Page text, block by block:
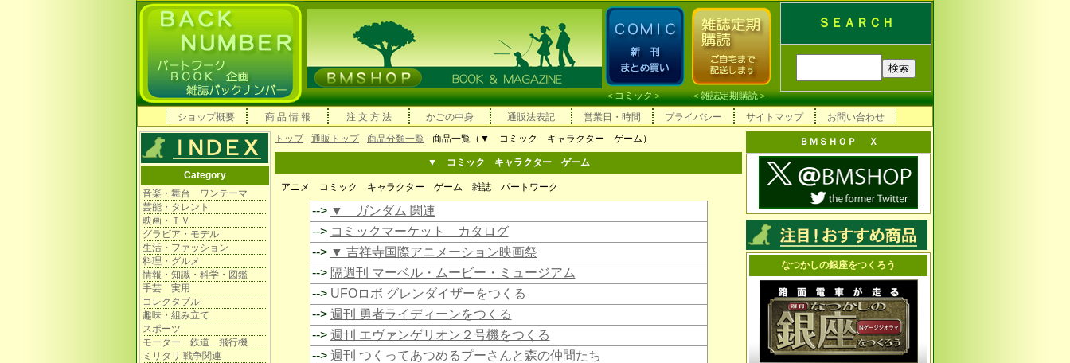
ＳＥＡＲＣＨ
＜コミック＞ ＜雑誌定期購読＞
ショップ概要
商 品 情 報 注 文 方 法 かごの中身 通販法表記 営業日・時間 プライバシー サイトマップ お問い合わせ
Category
音楽・舞台 ワンテーマ
芸能・タレント
映画・ＴＶ
グラビア・モデル
生活・ファッション
料理・グルメ
情報・知識・科学・図鑑
手芸 実用
コレクタブル
趣味・組み立て
スポーツ
モーター 鉄道 飛行機
ミリタリ 戦争関連
トップ- 通販トップ- 商品分類一覧 - 商品一覧（▼ コミック キャラクター ゲーム）
▼ コミック キャラクター ゲーム
アニメ コミック キャラクター ゲーム 雑誌 パートワーク
--> ▼ ガンダム 関連
--> コミックマーケット カタログ
--> ▼ 吉祥寺国際アニメーション映画祭
--> 隔週刊 マーベル・ムービー・ミュージアム
--> UFOロボ グレンダイザーをつくる
--> 週刊 勇者ライディーンをつくる
--> 週刊 エヴァンゲリオン２号機をつくる
--> 週刊 つくってあつめるプーさんと森の仲間たち
ＢＭＳＨＯＰ Ｘ
なつかしの銀座をつくろう